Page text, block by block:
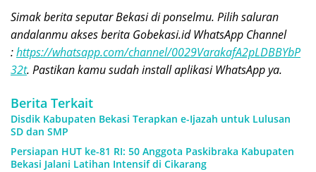
Simak berita seputar Bekasi di ponselmu. Pilih saluran
andalanmu akses berita Gobekasi.id WhatsApp Channel
:https://whatsapp.com/channel/0029VarakafA2pLDBBYbP
32t. Pastikan kamu sudah install aplikasi WhatsApp ya.
Berita Terkait
Disdik Kabupaten Bekasi Terapkan e-Ijazah untuk Lulusan
SD dan SMP
Persiapan HUT ke-81 RI: 50 Anggota Paskibraka Kabupaten
Bekasi Jalani Latihan Intensif di Cikarang